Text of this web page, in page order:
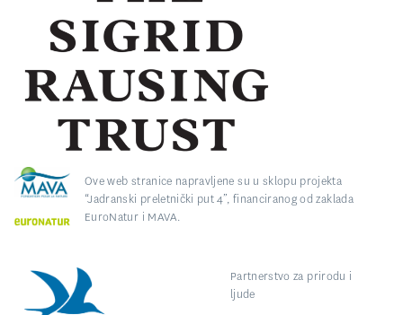
Ove web stranice napravljene su u sklopu projekta
“Jadranski preletnički put 4”, financiranog od zaklada
EuroNatur i MAVA.
Partnerstvo za prirodu i
ljude